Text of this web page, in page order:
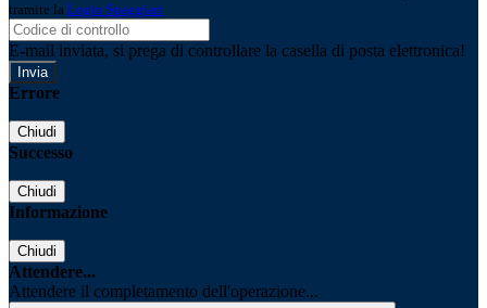
tramite la Login Spaggiari
E-mail inviata, si prega di controllare la casella di posta elettronica!
Errore
Chiudi
Successo
Chiudi
Informazione
Chiudi
Attendere...
Attendere il completamento dell'operazione...